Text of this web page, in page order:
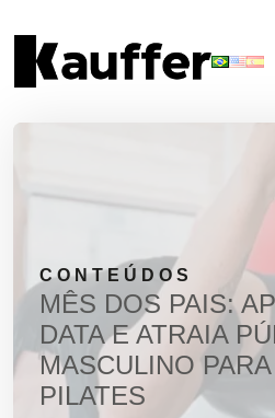
CONTEÚDOS
MÊS DOS PAIS:
DATA E ATRAIA
MASCULINO
PILATES